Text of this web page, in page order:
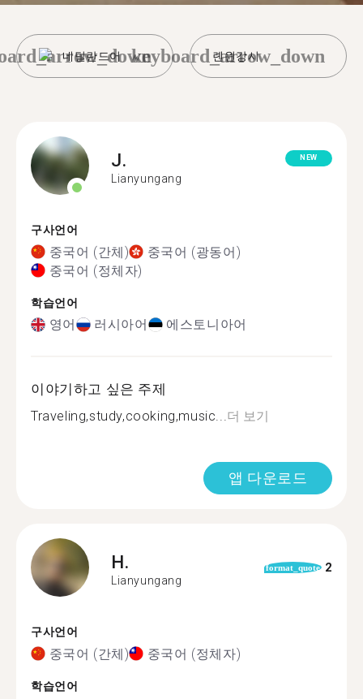
네덜란드어 롄윈강시
keyboard_arrow_down
J.
Lianyungang
NEW
구사언어
중국어 (간체)
중국어 (광동어)
중국어 (정체자)
학습언어
영어 러시아어 에스토니아어
이야기하고 싶은 주제
Traveling,study,cooking,music...더 보기
앱 다운로드
H.
Lianyungang
format_quote 2
구사언어
중국어 (간체) 중국어 (정체자)
학습언어